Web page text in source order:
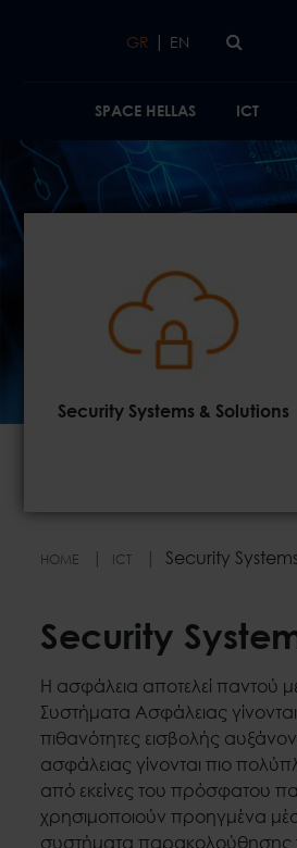
GR | EN
SPACE HELLAS ICT
Security Systems & Solutions
HOME ICT Security
Security
Η ασφάλεια αποτελεί παντού
Συστήματα Ασφάλειας
πιθανότητες εισβολής
ασφάλειας γίνονται πιο
από εκείνες του πρόσφατου
χρησιμοποιούν προηγμένα
συστήματα παρακολούθησης